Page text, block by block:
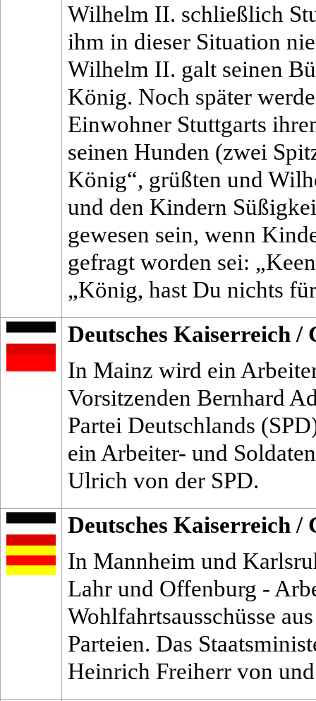
Wilhelm II. schließlich
ihm in dieser Situation
Wilhelm II. galt seinen
König. Noch später
Einwohner Stuttgarts
seinen Hunden (zwei
König“, grüßten und
und den Kindern
gewesen sein, wenn
gefragt worden sei:
„König, hast Du nichts
Deutsches Kaiserreich /
In Mainz wird ein
Vorsitzenden Bernhard
Partei Deutschlands
ein Arbeiter- und
Ulrich von der SPD.
Deutsches Kaiserreich /
In Mannheim und
Lahr und Offenburg -
Wohlfahrtsausschüsse
Parteien. Das
Heinrich Freiherr von